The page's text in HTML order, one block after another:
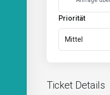
Priorität
Mittel
Ticket Details